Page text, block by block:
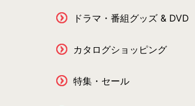
ドラマ・番組グッズ & DVD
カタログショッピング
特集・セール